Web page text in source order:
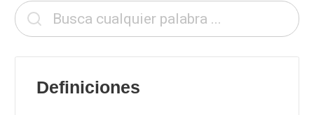
Definiciones